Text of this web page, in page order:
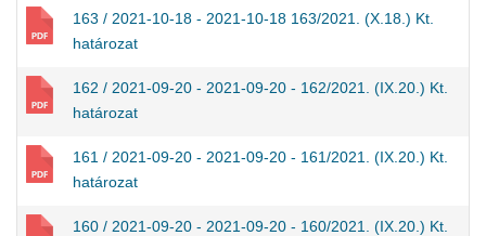
163 / 2021-10-18 - 2021-10-18 163/2021. (X.18.) Kt.
határozat
162 / 2021-09-20 - 2021-09-20 - 162/2021. (IX.20.) Kt.
határozat
161 / 2021-09-20 - 2021-09-20 - 161/2021. (IX.20.) Kt.
határozat
160 / 2021-09-20 - 2021-09-20 - 160/2021. (IX.20.) Kt.